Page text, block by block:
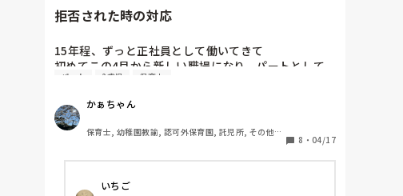
拒否された時の対応
15年程、ずっと正社員として働いてきて
初めてこの4月から新しい職場になり、パートとして
働いています。
まだ子どもたちとも信頼関係は築けるには時間が足り
てなくて、何かするときに「やだ！〇〇先生がい
い！」と言われた場合はどうやって対応しています
か？
中です💦
パート 2歳児 保育士
かぁちゃん
保育士, 幼稚園教諭, 認可外保育園, 託児所, その他の
8 ・ 04/17
いちご